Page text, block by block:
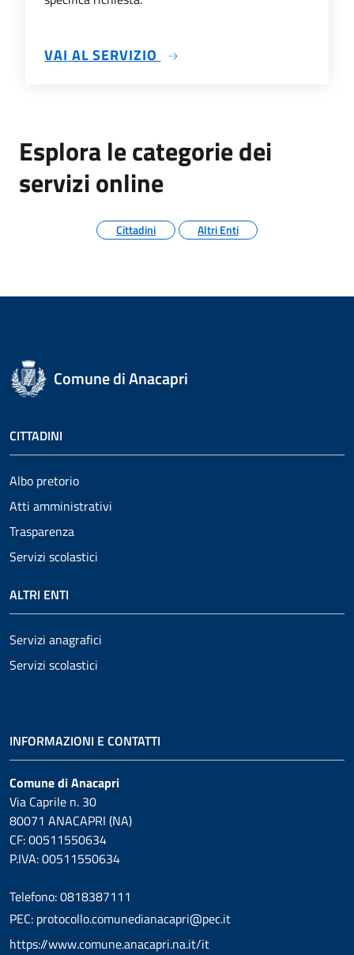
VAI AL SERVIZIO SU VISURA DATI
Esplora le categorie dei
servizi online
Cittadini Altri Enti
Comune di Anacapri
CITTADINI
Albo pretorio
Atti amministrativi
Trasparenza
Servizi scolastici
ALTRI ENTI
Servizi anagrafici
Servizi scolastici
INFORMAZIONI E CONTATTI
Comune di Anacapri
Via Caprile n. 30
80071 ANACAPRI (NA)
CF: 00511550634
P.IVA: 00511550634
Telefono: 0818387111
PEC: protocollo.comunedianacapri@pec.it
https://www.comune.anacapri.na.it/it